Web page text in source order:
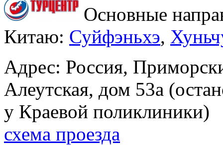
Основные
Китаю: Суйфэньхэ,
Адрес: Россия,
Алеутская, дом 53а
у Краевой поликлиники)
схема проезда